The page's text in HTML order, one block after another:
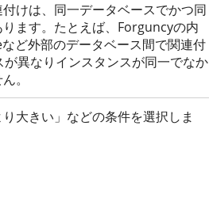
けは、同一データベースでかつ同
ます。たとえば、Forguncyの内
ど外部のデータベース間で関連付
異なりインスタンスが同一でなか
。
大きい」などの条件を選択しま